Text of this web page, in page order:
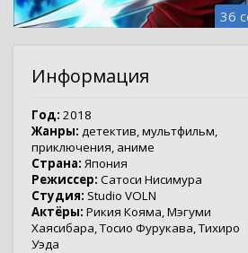
36
Информация
Год: 2018
Жанры: детектив,мультфильм,
приключения, аниме
Страна: Япония
Режиссер: Сатоси Нисимура
Студия: Studio VOLN
Актёры: Рикия Кояма,Мэгуми
Хаясибара,Тосио Фурукава,Тихиро
Уэда